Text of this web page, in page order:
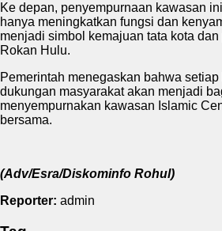
Ke depan, penyempurnaan kawasan
hanya meningkatkan fungsi dan
menjadi simbol kemajuan tata kota
Rokan Hulu.
Pemerintah menegaskan bahwa
dukungan masyarakat akan menjadi
menyempurnakan kawasan Islamic
bersama.
(Adv/Esra/Diskominfo Rohul)
Reporter: admin